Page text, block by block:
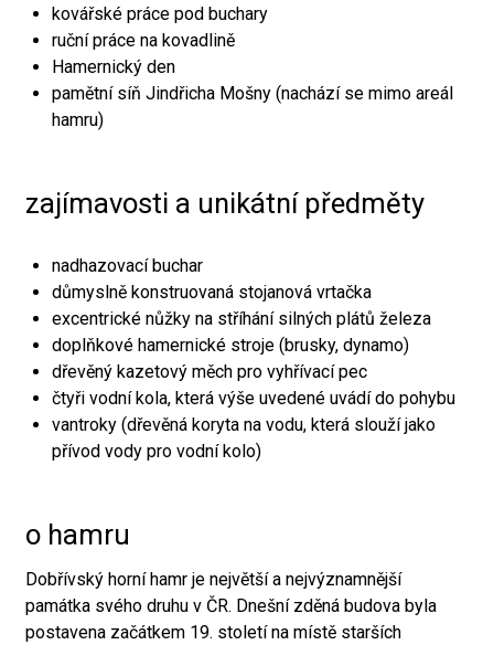
kovářské práce pod buchary
ruční práce na kovadlině
Hamernický den
pamětní síň Jindřicha Mošny (nachází se mimo areál
hamru)
zajímavosti a unikátní předměty
nadhazovací buchar
důmyslně konstruovaná stojanová vrtačka
excentrické nůžky na stříhání silných plátů železa
doplňkové hamernické stroje (brusky, dynamo)
dřevěný kazetový měch pro vyhřívací pec
čtyři vodní kola, která výše uvedené uvádí do pohybu
vantroky (dřevěná koryta na vodu, která slouží jako
přívod vody pro vodní kolo)
o hamru
Dobřívský horní hamr je největší a nejvýznamnější
památka svého druhu v ČR. Dnešní zděná budova byla
postavena začátkem 19. století na místě starších